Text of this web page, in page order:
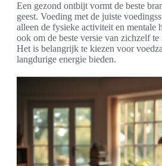
Een gezond ontbijt vormt de beste
geest. Voeding met de juiste
alleen de fysieke activiteit en mentale
ook om de beste versie van zichzelf
Het is belangrijk te kiezen voor
langdurige energie bieden.